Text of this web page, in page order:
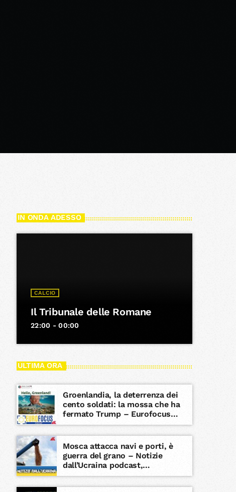
IN ONDA ADESSO
CALCIO
Il Tribunale delle Romane
22:00 - 00:00
ULTIMA ORA
Groenlandia, la deterrenza dei
cento soldati: la mossa che ha
fermato Trump – Eurofocus
podcast, Adn
Mosca attacca navi e porti, è
guerra del grano – Notizie
dall’Ucraina podcast,
Adnkronos